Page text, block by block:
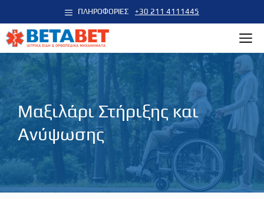
σε
περιεχόμενο
+30 211 4111445
ΠΛΗΡΟΦΟΡΙΕΣ
Μαξιλάρι Στήριξης και
Ανύψωσης